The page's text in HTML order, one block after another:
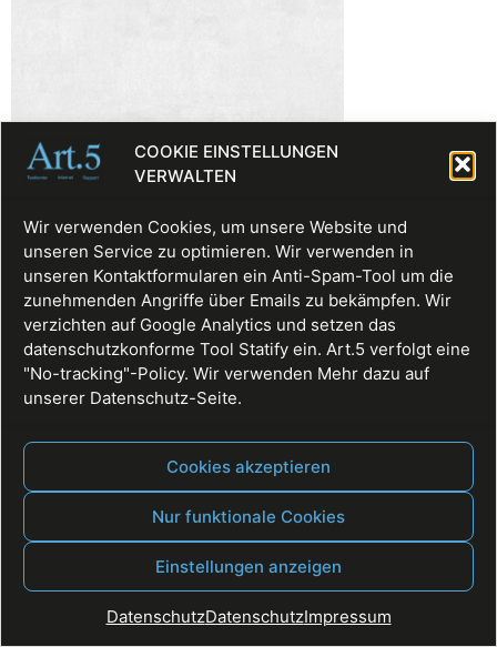
COOKIE EINSTELLUNGEN
VERWALTEN
Wir verwenden Cookies, um unsere Website und
unseren Service zu optimieren. Wir verwenden in
unseren Kontaktformularen ein Anti-Spam-Tool um die
zunehmenden Angriffe über Emails zu bekämpfen. Wir
verzichten auf Google Analytics und setzen das
datenschutzkonforme Tool Statify ein. Art.5 verfolgt eine
"No-tracking"-Policy. Wir verwenden Mehr dazu auf
unserer Datenschutz-Seite.
Cookies akzeptieren
Nur funktionale Cookies
Einstellungen anzeigen
DatenschutzDatenschutzImpressum
Fullservice, Websites, Texte, Digitale Räume
Alle Rechte vorbehalten